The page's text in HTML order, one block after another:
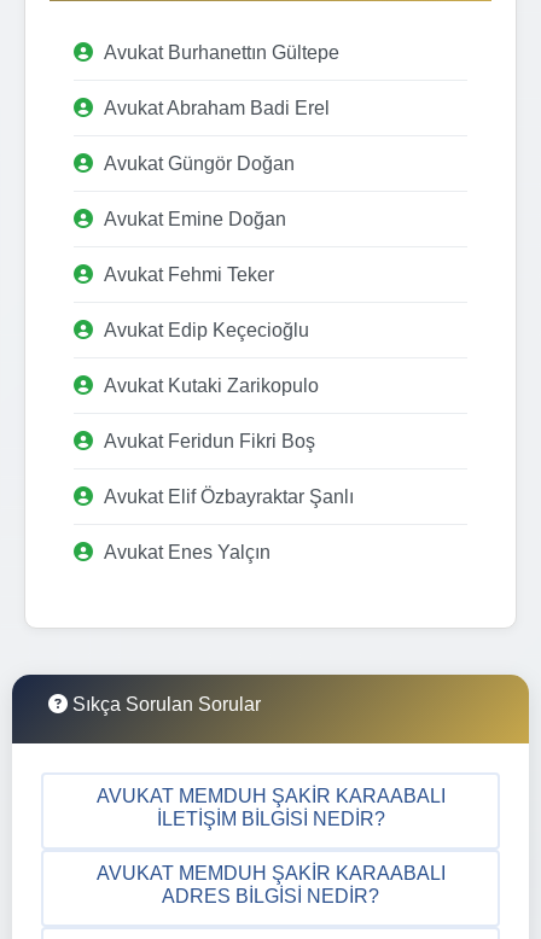
Avukat Burhanettın Gültepe
Avukat Abraham Badi Erel
Avukat Güngör Doğan
Avukat Emine Doğan
Avukat Fehmi Teker
Avukat Edip Keçecioğlu
Avukat Kutaki Zarikopulo
Avukat Feridun Fikri Boş
Avukat Elif Özbayraktar Şanlı
Avukat Enes Yalçın
Sıkça Sorulan Sorular
AVUKAT MEMDUH ŞAKIR KARAABALI
İLETIŞIM BILGISI NEDIR?
AVUKAT MEMDUH ŞAKIR KARAABALI
ADRES BILGISI NEDIR?